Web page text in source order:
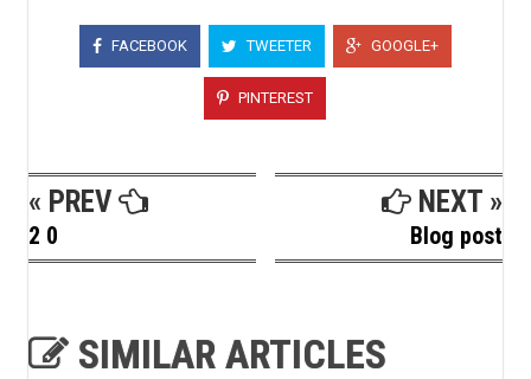
FACEBOOK TWEETER GOOGLE+
PINTEREST
« PREV
2 0
NEXT »
Blog post
SIMILAR ARTICLES